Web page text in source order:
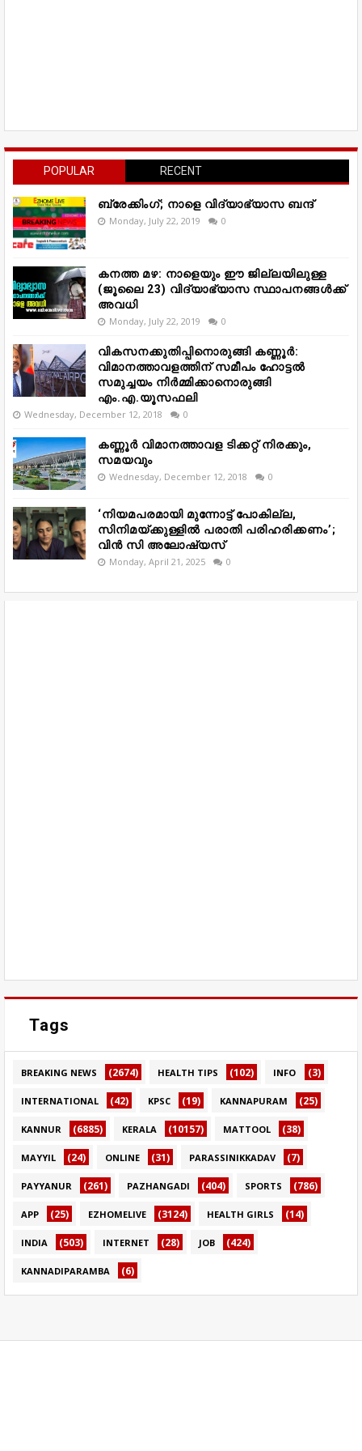
POPULAR RECENT
ബ്രേക്കിംഗ്; നാളെ വിദ്യാഭ്യാസ ബന്ദ്
Monday, July 22, 2019 0
കനത്ത മഴ: നാളെയും ഈ ജില്ലയിലുള്ള
(ജൂലൈ 23) വിദ്യാഭ്യാസ സ്ഥാപനങ്ങൾക്ക്
അവധി
Monday, July 22, 2019 0
വികസനക്കുതിപ്പിനൊരുങ്ങി കണ്ണൂർ:
വിമാനത്താവളത്തിന് സമീപം ഹോട്ടൽ
സമുച്ചയം നിർമ്മിക്കാനൊരുങ്ങി
എം.എ.യൂസഫലി
Wednesday, December 12, 2018 0
കണ്ണൂർ വിമാനത്താവള ടിക്കറ്റ് നിരക്കും,
സമയവും
Wednesday, December 12, 2018 0
‘നിയമപരമായി മുന്നോട്ട് പോകില്ല,
സിനിമയ്ക്കുള്ളിൽ പരാതി പരിഹരിക്കണം’;
വിൻ സി അലോഷ്യസ്
Monday, April 21, 2025 0
Tags
BREAKING NEWS (2674) HEALTH TIPS (102) INFO (3)
INTERNATIONAL (42) KPSC (19) KANNAPURAM (25)
KANNUR (6885) KERALA (10157) MATTOOL (38)
MAYYIL (24) ONLINE (31) PARASSINIKKADAV (7)
PAYYANUR (261) PAZHANGADI (404) SPORTS (786)
APP (25) EZHOMELIVE (3124) HEALTH GIRLS (14)
INDIA (503) INTERNET (28) JOB (424)
KANNADIPARAMBA (6)